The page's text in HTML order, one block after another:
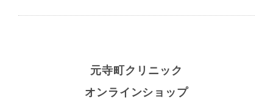
元寺町クリニック
オンラインショップ